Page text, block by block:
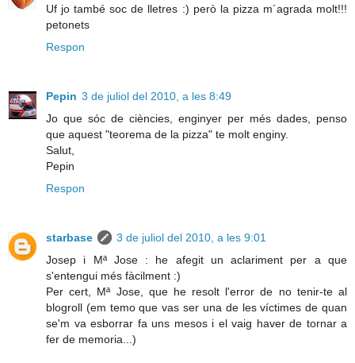
Uf jo també soc de lletres :) però la pizza m´agrada molt!!!
petonets
Respon
Pepin 3 de juliol del 2010, a les 8:49
Jo que sóc de ciències, enginyer per més dades, penso
que aquest "teorema de la pizza" te molt enginy.
Salut,
Pepin
Respon
starbase
3 de juliol del 2010, a les 9:01
Josep i Mª Jose : he afegit un aclariment per a que
s'entengui més fàcilment :)
Per cert, Mª Jose, que he resolt l'error de no tenir-te al
blogroll (em temo que vas ser una de les víctimes de quan
se'm va esborrar fa uns mesos i el vaig haver de tornar a
fer de memoria...)